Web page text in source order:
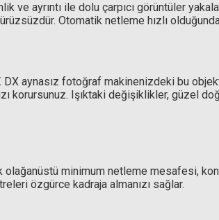
ayrıntı ile dolu çarpıcı görüntüler
Otomatik netleme hızlı
aynasız fotoğraf makinenizdeki bu
korursunuz. Işıktaki değişiklikler, güzel
minimum netleme mesafesi,
özgürce kadraja almanızı sağlar.